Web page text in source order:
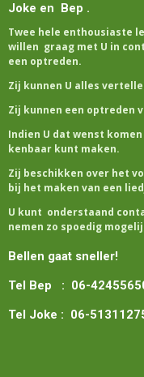
Joke en Bep .
Twee hele enthousiaste
willen graag met U in
een optreden.
Zij kunnen U alles
Zij kunnen een optreden
Indien U dat wenst
kenbaar kunt maken.
Zij beschikken over het
bij het maken van een
U kunt onderstaand
nemen zo spoedig
Bellen gaat sneller!
Tel Bep : 06-
Tel Joke : 06-